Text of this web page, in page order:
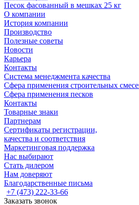
Песок фасованный в мешках 25 кг
О компании
История компании
Производство
Полезные советы
Новости
Карьера
Контакты
Система менеджмента качества
Сфера применения строительных
Сфера применения песков
Контакты
Товарные знаки
Партнерам
Сертификаты регистрации,
качества и соответствия
Маркетинговая поддержка
Нас выбирают
Стать дилером
Нам доверяют
Благодарственные письма
+7 (473) 222-33-66
Заказать звонок